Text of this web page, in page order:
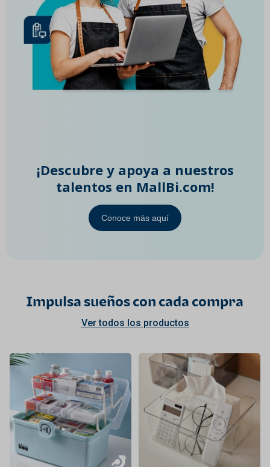
¡Descubre y apoya a nuestros
talentos en MallBi.com!
Conoce más aquí
Impulsa sueños con cada compra
Ver todos los productos